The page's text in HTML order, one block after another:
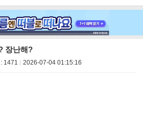
on/off
쓰
장난해?
1471 2026-07-04 01:15:16